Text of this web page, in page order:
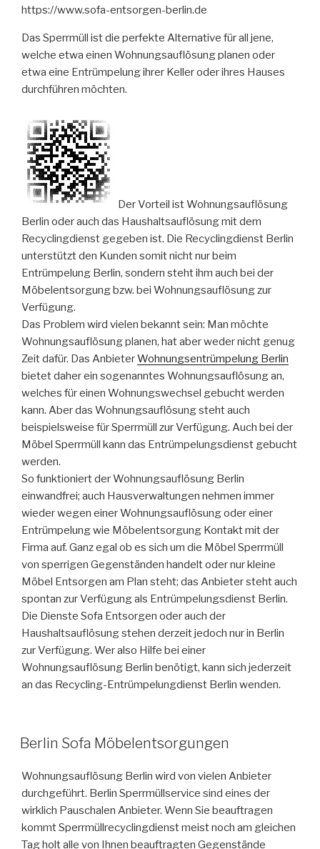
https://www.sofa-entsorgen-berlin.de
Das Sperrmüll ist die perfekte Alternative für all jene,
welche etwa einen Wohnungsauflösung planen oder
etwa eine Entrümpelung ihrer Keller oder ihres Hauses
durchführen möchten.
Der Vorteil ist Wohnungsauflösung
Berlin oder auch das Haushaltsauflösung mit dem
Recyclingdienst gegeben ist. Die Recyclingdienst Berlin
unterstützt den Kunden somit nicht nur beim
Entrümpelung Berlin, sondern steht ihm auch bei der
Möbelentsorgung bzw. bei Wohnungsauflösung zur
Verfügung.
Das Problem wird vielen bekannt sein: Man möchte
Wohnungsauflösung planen, hat aber weder nicht genug
Zeit dafür. Das AnbieterWohnungsentrümpelung Berlin
bietet daher ein sogenanntes Wohnungsauflösung an,
welches für einen Wohnungswechsel gebucht werden
kann. Aber das Wohnungsauflösung steht auch
beispielsweise für Sperrmüll zur Verfügung. Auch bei der
Möbel Sperrmüll kann das Entrümpelungsdienst gebucht
werden.
So funktioniert der Wohnungsauflösung Berlin
einwandfrei; auch Hausverwaltungen nehmen immer
wieder wegen einer Wohnungsauflösung oder einer
Entrümpelung wie Möbelentsorgung Kontakt mit der
Firma auf. Ganz egal ob es sich um die Möbel Sperrmüll
von sperrigen Gegenständen handelt oder nur kleine
Möbel Entsorgen am Plan steht; das Anbieter steht auch
spontan zur Verfügung als Entrümpelungsdienst Berlin.
Die Dienste Sofa Entsorgen oder auch der
Haushaltsauflösung stehen derzeit jedoch nur in Berlin
zur Verfügung. Wer also Hilfe bei einer
Wohnungsauflösung Berlin benötigt, kann sich jederzeit
an das Recycling-Entrümpelungdienst Berlin wenden.
VERÖFFENTLICHT
AM
Berlin Sofa Möbelentsorgungen
Wohnungsauflösung Berlin wird von vielen Anbieter
durchgeführt. Berlin Sperrmüllservice sind eines der
wirklich Pauschalen Anbieter. Wenn Sie beauftragen
kommt Sperrmüllrecyclingdienst meist noch am gleichen
Tag holt alle von Ihnen beauftragten Gegenstände